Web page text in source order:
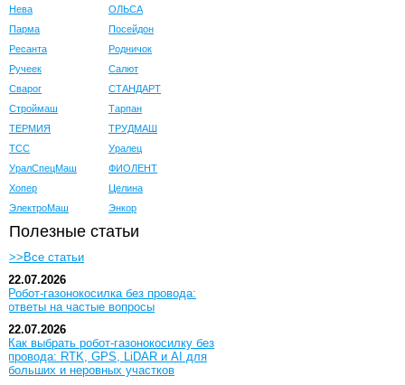
Нева
ОЛЬСА
Парма
Посейдон
Ресанта
Родничок
Ручеек
Салют
Сварог
СТАНДАРТ
Строймаш
Тарпан
ТЕРМИЯ
ТРУДМАШ
ТСС
Уралец
УралСпецМаш
ФИОЛЕНТ
Хопер
Целина
ЭлектроМаш
Энкор
Полезные статьи
>>Все статьи
22.07.2026
Робот-газонокосилка без провода:
ответы на частые вопросы
22.07.2026
Как выбрать робот-газонокосилку без
провода: RTK, GPS, LiDAR и AI для
больших и неровных участков